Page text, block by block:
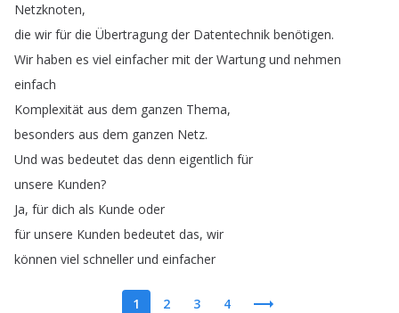
Netzknoten,
die wir für die Übertragung der Datentechnik benötigen.
Wir haben es viel einfacher mit der Wartung und nehmen
einfach
Komplexität aus dem ganzen Thema,
besonders aus dem ganzen Netz.
Und was bedeutet das denn eigentlich für
unsere Kunden?
Ja, für dich als Kunde oder
für unsere Kunden bedeutet das, wir
können viel schneller und einfacher
1 2 3 4